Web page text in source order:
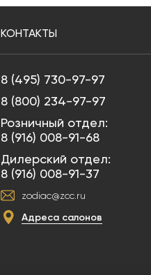
КОНТАКТЫ
8 (495) 730-97-97
8 (800) 234-97-97
Розничный отдел:
8 (916) 008-91-68
Дилерский отдел:
8 (916) 008-91-37
zodiac@zcc.ru
Адреса салонов